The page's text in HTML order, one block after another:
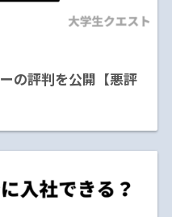
の評判を公開【悪評